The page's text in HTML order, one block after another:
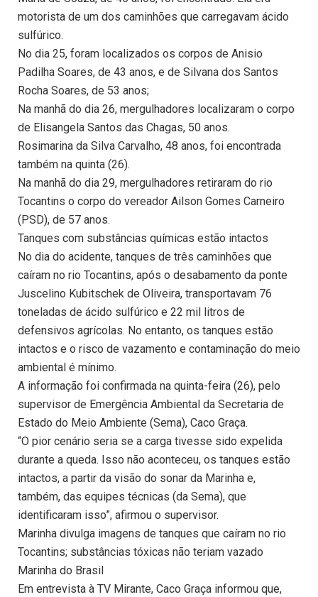
motorista de um dos caminhões que carregavam ácido
sulfúrico.
No dia 25, foram localizados os corpos de Anisio
Padilha Soares, de 43 anos, e de Silvana dos Santos
Rocha Soares, de 53 anos;
Na manhã do dia 26, mergulhadores localizaram o corpo
de Elisangela Santos das Chagas, 50 anos.
Rosimarina da Silva Carvalho, 48 anos, foi encontrada
também na quinta (26).
Na manhã do dia 29, mergulhadores retiraram do rio
Tocantins o corpo do vereador Ailson Gomes Carneiro
(PSD), de 57 anos.
Tanques com substâncias químicas estão intactos
No dia do acidente, tanques de três caminhões que
caíram no rio Tocantins, após o desabamento da ponte
Juscelino Kubitschek de Oliveira, transportavam 76
toneladas de ácido sulfúrico e 22 mil litros de
defensivos agrícolas. No entanto, os tanques estão
intactos e o risco de vazamento e contaminação do meio
ambiental é mínimo.
A informação foi confirmada na quinta-feira (26), pelo
supervisor de Emergência Ambiental da Secretaria de
Estado do Meio Ambiente (Sema), Caco Graça.
“O pior cenário seria se a carga tivesse sido expelida
durante a queda. Isso não aconteceu, os tanques estão
intactos, a partir da visão do sonar da Marinha e,
também, das equipes técnicas (da Sema), que
identificaram isso”, afirmou o supervisor.
Marinha divulga imagens de tanques que caíram no rio
Tocantins; substâncias tóxicas não teriam vazado
Marinha do Brasil
Em entrevista à TV Mirante, Caco Graça informou que,